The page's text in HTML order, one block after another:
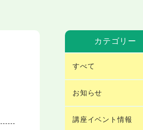
カテゴリー
すべて
お知らせ
講座イベント情報